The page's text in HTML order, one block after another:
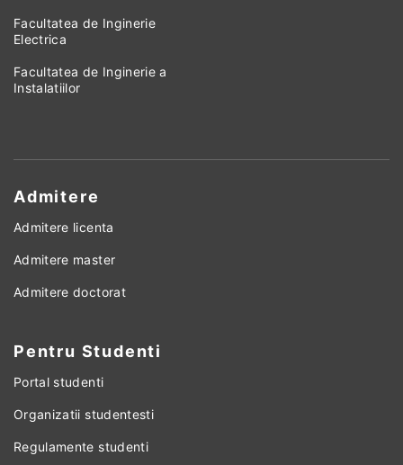
Facultatea de Inginerie
Electrica
Facultatea de Inginerie a
Instalatiilor
Admitere
Admitere licenta
Admitere master
Admitere doctorat
Pentru Studenti
Portal studenti
Organizatii studentesti
Regulamente studenti